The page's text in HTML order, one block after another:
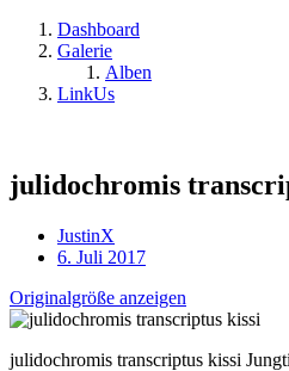
Dashboard
Galerie
Alben
LinkUs
julidochromis
JustinX
6. Juli 2017
Originalgröße anzeigen
julidochromis transcriptus kissi